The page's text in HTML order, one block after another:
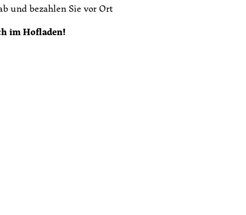
und bezahlen Sie vor Ort
im Hofladen!